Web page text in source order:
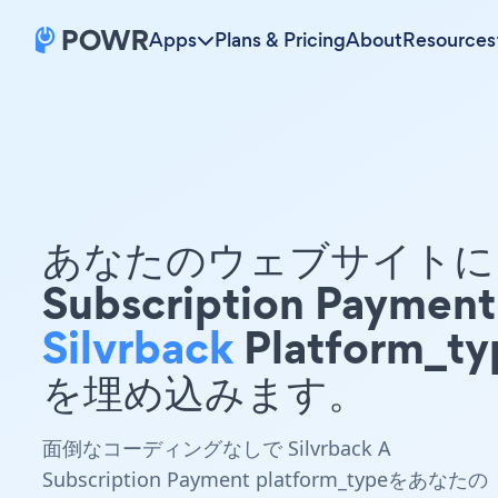
Apps Plans & PricingAboutResources
あなたのウェブサイト
Subscription Payment
Silvrback
を埋め込みます。
面倒なコーディングなしで Silvrback A
Subscription Payment platform_typeをあなたの